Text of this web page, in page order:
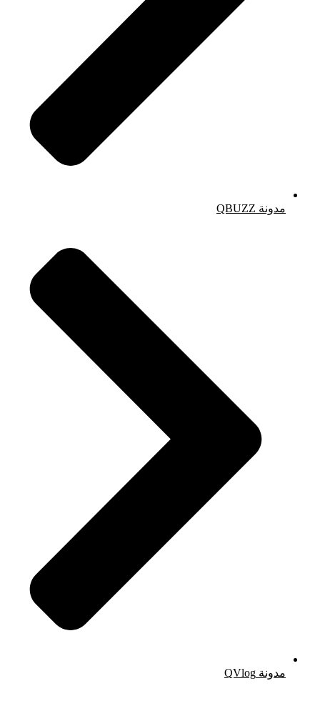
مدونة QBUZZ
مدونة QVlog